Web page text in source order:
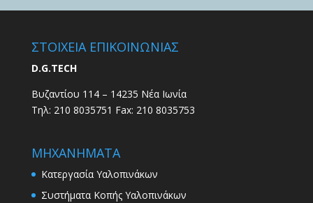
ΣΤΟΙΧΕΙΑ ΕΠΙΚΟΙΝΩΝΙΑΣ
D.G.TECH
Βυζαντίου 114 – 14235 Νέα Ιωνία
Τηλ: 210 8035751 Fax: 210 8035753
ΜΗΧΑΝΗΜΑΤΑ
Κατεργασία Υαλοπινάκων
Συστήματα Κοπής Υαλοπινάκων